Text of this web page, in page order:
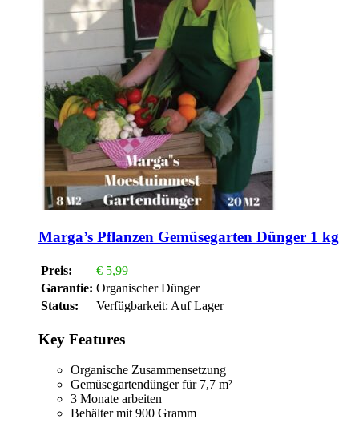
Marga’s Pflanzen Gemüsegarten Dünger 1 kg
Preis: € 5,99
Garantie: Organischer Dünger
Status:
Verfügbarkeit: Auf Lager
Key Features
Organische Zusammensetzung
Gemüsegartendünger für 7,7 m²
3 Monate arbeiten
Behälter mit 900 Gramm